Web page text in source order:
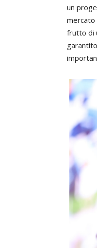
un
mercato
frutto di